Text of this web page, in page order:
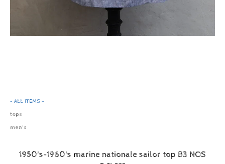
- ALL ITEMS -
tops
men's
1950's-1960's marine nationale sailor top B3 NOS